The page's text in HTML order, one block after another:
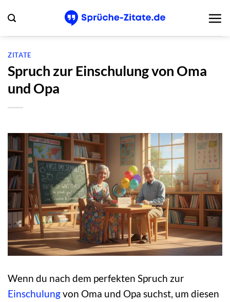
Inhalt
springen
ZITATE
Spruch zur Einschulung von Oma
und Opa
Wenn du nach dem perfekten Spruch zur
Einschulungvon Oma und Opa suchst, um diesen